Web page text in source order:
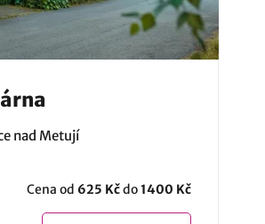
nad Metují
Cena od 625 Kčdo1400 Kč